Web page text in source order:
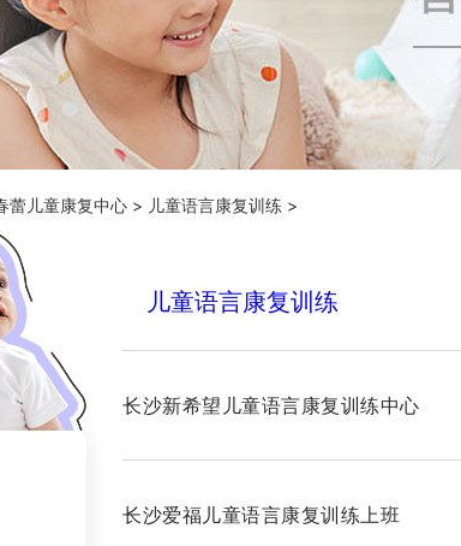
蕾儿童康复中心 > 儿童语言康复训练 >
儿童语言康复训练
长沙新希望儿童语言康复训练中心
长沙爱福儿童语言康复训练上班